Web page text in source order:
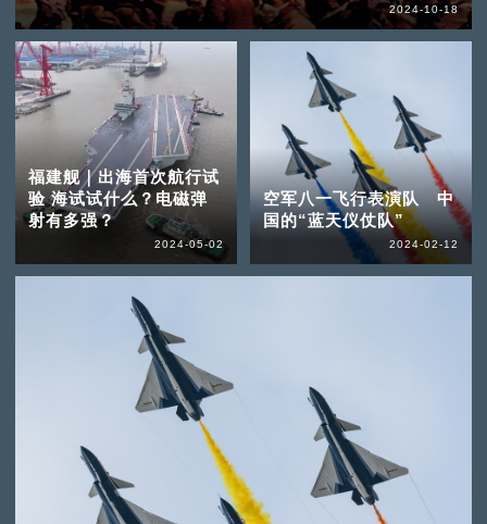
2024-10-18
福建舰｜出海首次航行试
验 海试试什么？电磁弹
射有多强？
2024-05-02
空军八一飞行表演队 中
国的“蓝天仪仗队”
2024-02-12